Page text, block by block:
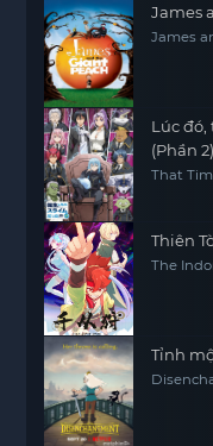
James
James
Lúc
(Phần 2)
That
Thiên
The
Tỉnh